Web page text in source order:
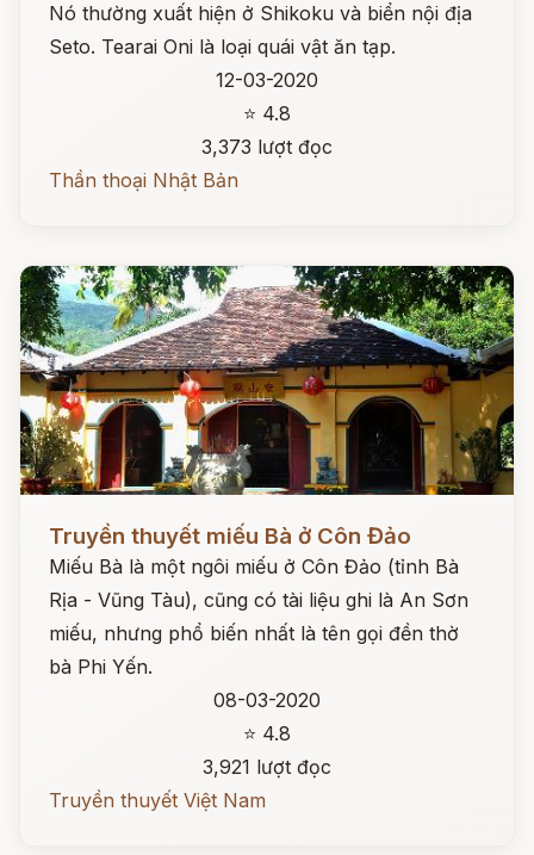
Nó thường xuất hiện ở Shikoku và biển nội địa
Seto. Tearai Oni là loại quái vật ăn tạp.
12-03-2020
⭐ 4.8
3,373 lượt đọc
Thần thoại Nhật Bản
Đọc ngay
Truyền thuyết miếu Bà ở Côn Đảo
Miếu Bà là một ngôi miếu ở Côn Đảo (tỉnh Bà
Rịa - Vũng Tàu), cũng có tài liệu ghi là An Sơn
miếu, nhưng phổ biến nhất là tên gọi đền thờ
bà Phi Yến.
08-03-2020
⭐ 4.8
3,921 lượt đọc
Truyền thuyết Việt Nam